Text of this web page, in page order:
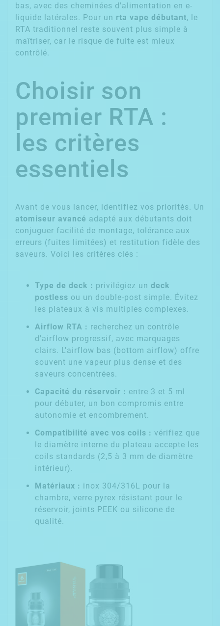
bas, avec des cheminées d'alimentation en e-
liquide latérales. Pour un rta vape débutant, le
RTA traditionnel reste souvent plus simple à
maîtriser, car le risque de fuite est mieux
contrôlé.
Choisir son
premier RTA :
les critères
essentiels
Avant de vous lancer, identifiez vos priorités. Un
atomiseur avancé adapté aux débutants doit
conjuguer facilité de montage, tolérance aux
erreurs (fuites limitées) et restitution fidèle des
saveurs. Voici les critères clés :
Type de deck : privilégiez un deck
postless ou un double-post simple. Évitez
les plateaux à vis multiples complexes.
Airflow RTA : recherchez un contrôle
d'airflow progressif, avec marquages
clairs. L'airflow bas (bottom airflow) offre
souvent une vapeur plus dense et des
saveurs concentrées.
Capacité du réservoir : entre 3 et 5 ml
pour débuter, un bon compromis entre
autonomie et encombrement.
Compatibilité avec vos coils : vérifiez que
le diamètre interne du plateau accepte les
coils standards (2,5 à 3 mm de diamètre
intérieur).
Matériaux : inox 304/316L pour la
chambre, verre pyrex résistant pour le
réservoir, joints PEEK ou silicone de
qualité.